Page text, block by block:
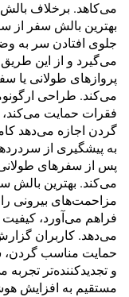
می‌کاهد. برخلاف
بهترین بالش سفر از
جلوی افتادن سر به
می‌گیرد و از این
پروازهای طولانی یا
می‌کند. طراحی
فقرات حمایت
گردن اجازه می‌دهد
به پیشگیری از
پس از سفرهای
می‌کند. بهترین بالش
مزاحمت‌های بیرونی
فراهم می‌آورد،
می‌دهد. کاربران
حمایت مناسب گردن،
و تجدیدکننده‌تر
مستقیم به افزایش